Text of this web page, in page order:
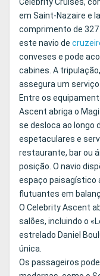
Celebrity Cruises,
em Saint-Nazaire e
comprimento de
este navio de
conveses e pode
cabines. A
assegura um
Entre os
Ascent abriga o
se desloca ao longo
espetaculares e
restaurante, bar ou
posição. O navio
espaço paisagístico
flutuantes em
O Celebrity Ascent
salões, incluindo o
estrelado Daniel
única.
Os passageiros